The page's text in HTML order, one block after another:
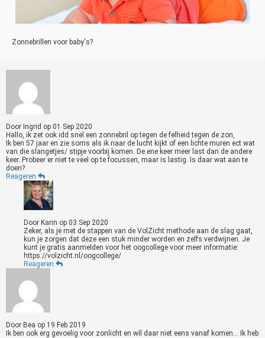
Zonnebrillen voor baby's?
Door Ingrid op 01 Sep 2020
Hallo, ik zet ook idd snel een zonnebril op tegen de felheid tegen de zon,
Ik ben 57 jaar en zie soms als ik naar de lucht kijkt of een lichte muren ect wat
van die slangetjes/ stipje voorbij komen. De ene keer meer last dan de andere
keer. Probeer er niet te veel op te focussen, maar is lastig. Is daar wat aan te
doen?
Reageren
Door Karin op 03 Sep 2020
Zeker, als je met de stappen van de VolZicht methode aan de slag gaat,
kun je zorgen dat deze een stuk minder worden en zelfs verdwijnen. Je
kunt je gratis aanmelden voor het oogcollege voor meer informatie:
https://volzicht.nl/oogcollege/
Reageren
Door Bea op 19 Feb 2019
Ik ben ook erg gevoelig voor zonlicht en wíl daar niet eens vanaf komen... Ik heb